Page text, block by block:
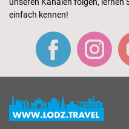
einfach kennen!